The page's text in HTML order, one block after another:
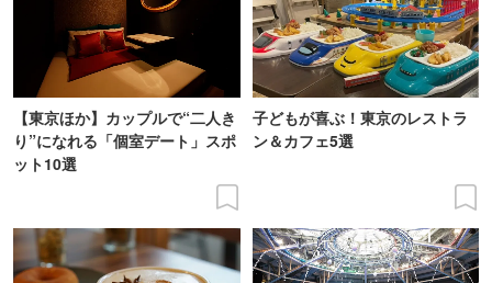
【東京ほか】カップルで“二人き
り”になれる「個室デート」スポ
ット10選
子どもが喜ぶ！東京のレストラ
ン＆カフェ5選